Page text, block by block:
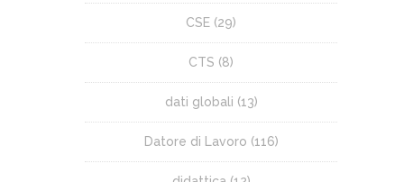
CSE (29)
CTS (8)
dati globali (13)
Datore di Lavoro (116)